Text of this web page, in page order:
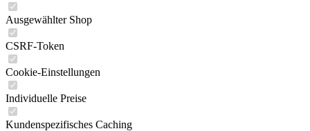
Ausgewählter Shop
CSRF-Token
Cookie-Einstellungen
Individuelle Preise
Kundenspezifisches Caching